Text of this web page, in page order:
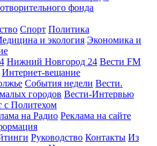
фонда
Спорт Политика
и экология Экономика и
Нижний Новгород 24 Вести FM
Интернет-вещание
События недели Вести.
городов Вести-Интервью
с Политехом
на Радио Реклама на сайте
Руководство Контакты Из